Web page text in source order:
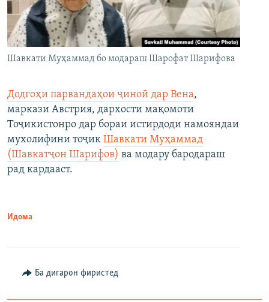
Шавкати Муҳаммад бо модараш Шарофат Шарифова
Додгоҳи парвандаҳои ҷиноӣ дар Вена,
маркази Австрия, дархости мақомоти
Тоҷикистонро дар бораи истирдоди намояндаи
мухолифини тоҷик Шавкати Муҳаммад
(Шавкатҷон Шарифов) ва модару бародараш
рад кардааст.
Идома
Ба дигарон фиристед